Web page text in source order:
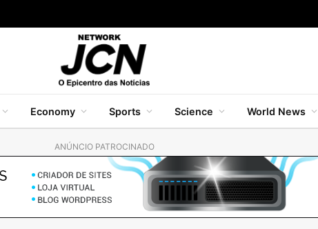
Economy Sports Science World News
ANÚNCIO PATROCINADO